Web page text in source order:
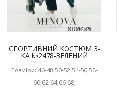
СПОРТИВНИЙ КОСТЮМ 3-
КА №2478-ЗЕЛЕНИЙ
Розміри: 46-48,50-52,54-56,58-
60,62-64,66-68,